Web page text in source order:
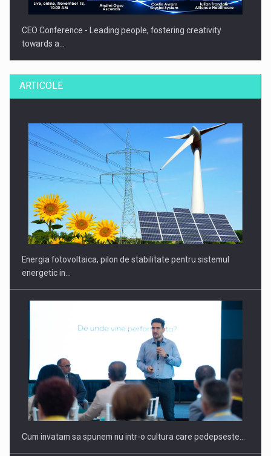
CEO Conference - Leading people, fostering creativity
towards a…
CEO Conference - Shaping The Future - Technology and…
Webinar - Business Evolution-RETHINK STRATEGY-Finantare
Investitii Digitalizare
ARTICOLE
Energia fotovoltaica, pilon de stabilitate pentru sistemul
energetic in…
Cum invatam sa spunem nu intr-o cultura care pedepseste…